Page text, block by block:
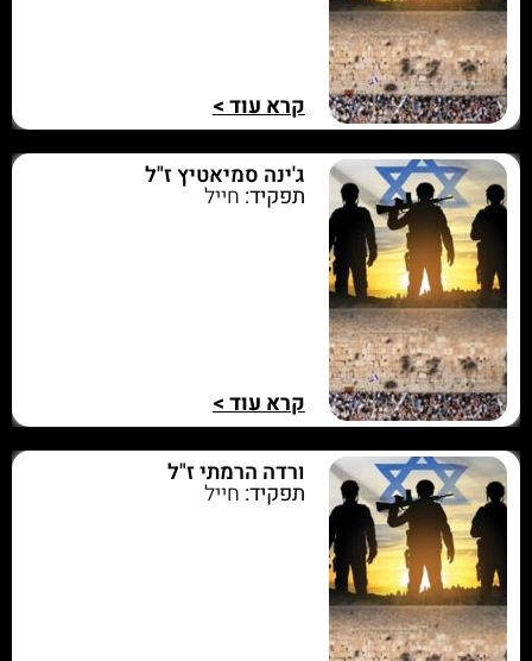
קרא עוד >
ג'ינה סמיאטיץ ז"ל
תפקיד: חייל
קרא עוד >
ורדה הרמתי ז"ל
תפקיד: חייל